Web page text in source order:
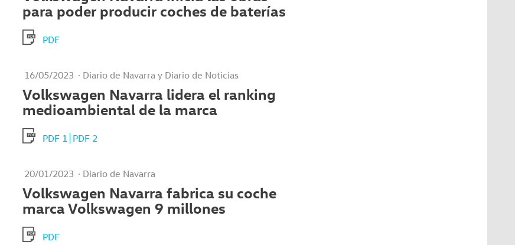
para poder producir coches de baterías
PDF
16/05/2023 · Diario de Navarra y Diario de Noticias
Volkswagen Navarra lidera el ranking
medioambiental de la marca
PDF 1 PDF 2
20/01/2023 · Diario de Navarra
Volkswagen Navarra fabrica su coche
marca Volkswagen 9 millones
PDF